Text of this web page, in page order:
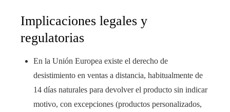
Implicaciones legales y
regulatorias
En la Unión Europea existe el derecho de
desistimiento en ventas a distancia, habitualmente de
14 días naturales para devolver el producto sin indicar
motivo, con excepciones (productos personalizados,